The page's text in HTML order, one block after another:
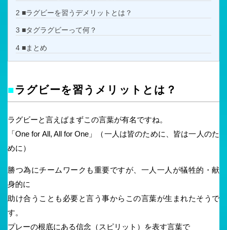
2 ■ラグビーを習うデメリットとは？
3 ■タグラグビーって何？
4 ■まとめ
■ラグビーを習うメリットとは？
ラグビーと言えばまずこの言葉が有名ですね。
「One for All, All for One」（一人は皆のために、皆は一人のた
めに）
勝つ為にチームワークも重要ですが、一人一人が犠牲的・献
身的に
助け合うことも必要と言う事からこの言葉が生まれたそうで
す。
プレーの根底にある信念（スピリット）を表す言葉で